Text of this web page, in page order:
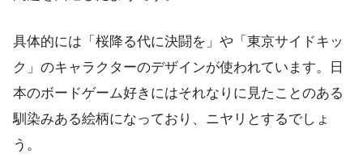
具体的には「桜降る代に決闘を」や「東京サイドキッ
ク」のキャラクターのデザインが使われています。日
本のボードゲーム好きにはそれなりに見たことのある
馴染みある絵柄になっており、ニヤリとするでしょ
う。